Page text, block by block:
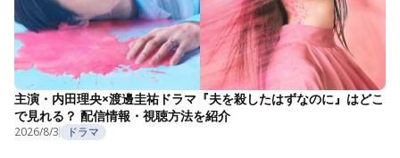
主演・内田理央×渡邊圭祐ドラマ『夫を殺したはずなのに』はどこ
で見れる？ 配信情報・視聴方法を紹介
2026/8/3 ドラマ